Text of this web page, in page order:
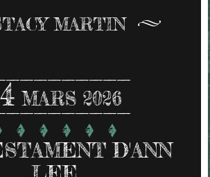
MARTIN
MARS 2026
D'ANN